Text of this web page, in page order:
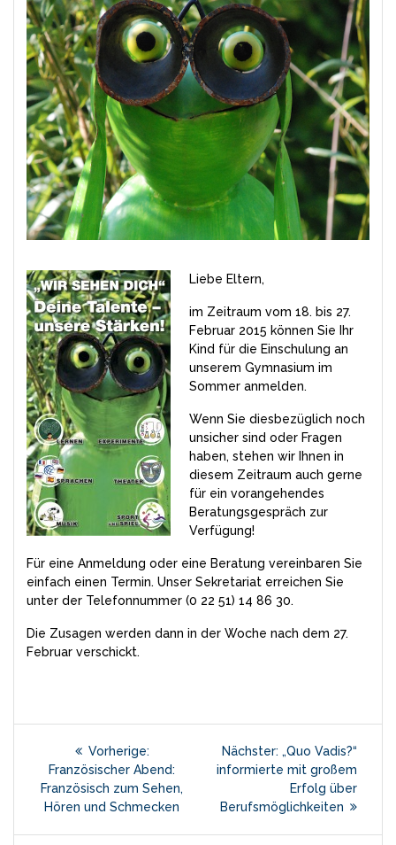
Liebe Eltern,
im Zeitraum vom 18. bis 27.
Februar 2015 können Sie Ihr
Kind für die Einschulung an
unserem Gymnasium im
Sommer anmelden.
Wenn Sie diesbezüglich noch
unsicher sind oder Fragen
haben, stehen wir Ihnen in
diesem Zeitraum auch gerne
für ein vorangehendes
Beratungsgespräch zur
Verfügung!
Für eine Anmeldung oder eine Beratung vereinbaren Sie
einfach einen Termin. Unser Sekretariat erreichen Sie
unter der Telefonnummer (0 22 51) 14 86 30.
Die Zusagen werden dann in der Woche nach dem 27.
Februar verschickt.
Beitragsnavigation
Vorherige:Vorheriger
Beitrag:
Französischer Abend:
Französisch zum Sehen,
Hören und Schmecken
Nächster: Nächster
Beitrag:
„Quo Vadis?“
informierte mit großem
Erfolg über
Berufsmöglichkeiten